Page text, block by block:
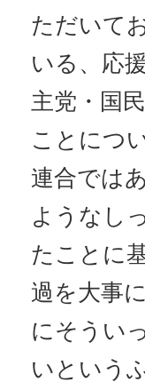
ただいて
いる、応
主党・国
ことにつ
連合では
ようなし
たことに
過を大事
にそうい
いという